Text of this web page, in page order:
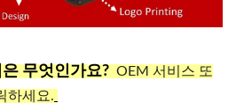
무엇인가요? OEM 서비스 또
하세요.